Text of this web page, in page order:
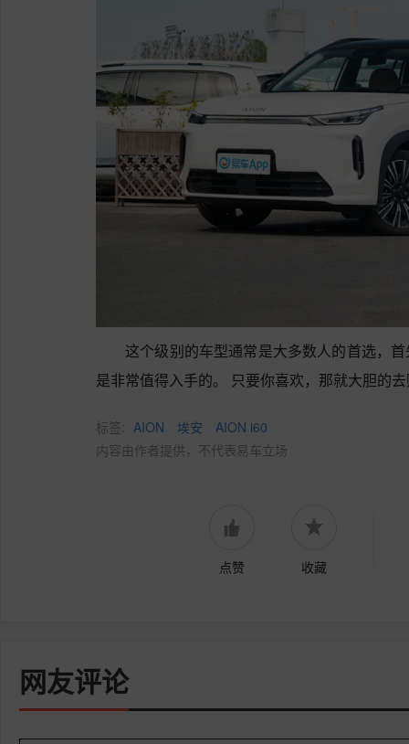
这个级别的车型通常是大多数人的首选，
是非常值得入手的。 只要你喜欢，那就大胆的
标签: AION 埃安
AION i60
内容由作者提供，不代表易车立场
点赞 收藏
网友评论